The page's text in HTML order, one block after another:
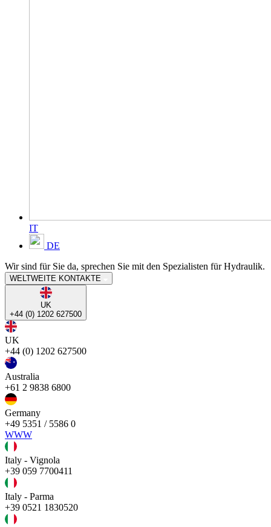
IT
DE
Wir sind für Sie da, sprechen Sie mit den Spezialisten für Hydraulik.
WELTWEITE KONTAKTE
UK
+44 (0) 1202 627500
UK
+44 (0) 1202 627500
Australia
+61 2 9838 6800
Germany
+49 5351 / 5586 0
WWW
Italy - Vignola
+39 059 7700411
Italy - Parma
+39 0521 1830520